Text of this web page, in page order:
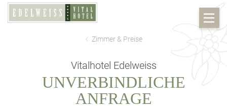
Zimmer & Preise
Vitalhotel Edelweiss
UNVERBINDLICHE
ANFRAGE